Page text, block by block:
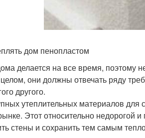
дом пенопластом
делается на все время, поэтому
они должны отвечать ряду
другого.
утеплительных материалов
Этот относительно недорогой
стены и сохранить тем самым